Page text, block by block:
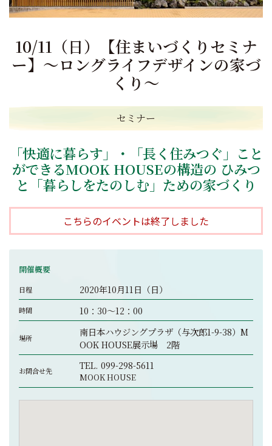
10/11（日）【住まいづくりセミナ
ー】～ロングライフデザインの家づ
くり～
セミナー
「快適に暮らす」・「長く住みつぐ」こと
ができるMOOK HOUSEの構造の ひみつ
と「暮らしをたのしむ」ための家づくり
こちらのイベントは終了しました
開催概要
日程 2020年10月11日（日）
時間 10：30～12：00
場所
南日本ハウジングプラザ（与次郎1-9-38）M
OOK HOUSE展示場 2階
お問合せ先 TEL. 099-298-5611
MOOK HOUSE